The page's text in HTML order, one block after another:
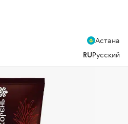
Астана
RUРусский